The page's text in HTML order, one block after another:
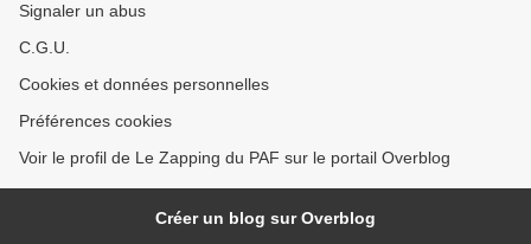
Signaler un abus
C.G.U.
Cookies et données personnelles
Préférences cookies
Voir le profil de Le Zapping du PAF sur le portail Overblog
Créer un blog sur Overblog